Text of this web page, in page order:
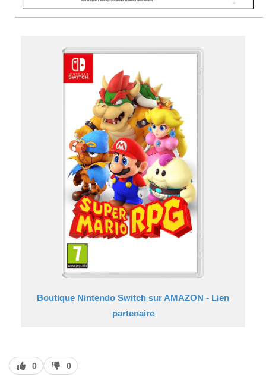
Boutique Nintendo Switch sur AMAZON - Lien
partenaire
J’aime
0
J’aime
pas
0